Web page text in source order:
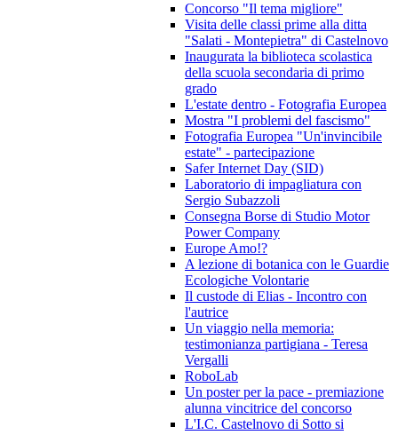
Concorso "Il tema migliore"
Visita delle classi prime alla ditta
"Salati - Montepietra" di Castelnovo
Inaugurata la biblioteca scolastica
della scuola secondaria di primo
grado
L'estate dentro - Fotografia Europea
Mostra "I problemi del fascismo"
Fotografia Europea "Un'invincibile
estate" - partecipazione
Safer Internet Day (SID)
Laboratorio di impagliatura con
Sergio Subazzoli
Consegna Borse di Studio Motor
Power Company
Europe Amo!?
A lezione di botanica con le Guardie
Ecologiche Volontarie
Il custode di Elias - Incontro con
l'autrice
Un viaggio nella memoria:
testimonianza partigiana - Teresa
Vergalli
RoboLab
Un poster per la pace - premiazione
alunna vincitrice del concorso
L'I.C. Castelnovo di Sotto si